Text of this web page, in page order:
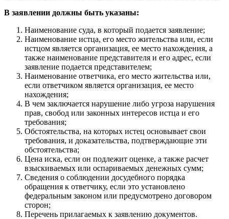
В заявлении должны быть указаны:
Наименование суда, в который подается заявление;
Наименование истца, его место жительства или, если
истцом является организация, ее место нахождения, а
также наименование представителя и его адрес, если
заявление подается представителем;
Наименование ответчика, его место жительства или,
если ответчиком является организация, ее место
нахождения;
В чем заключается нарушение либо угроза нарушения
прав, свобод или законных интересов истца и его
требования;
Обстоятельства, на которых истец основывает свои
требования, и доказательства, подтверждающие эти
обстоятельства;
Цена иска, если он подлежит оценке, а также расчет
взыскиваемых или оспариваемых денежных сумм;
Сведения о соблюдении досудебного порядка
обращения к ответчику, если это установлено
федеральным законом или предусмотрено договором
сторон;
Перечень прилагаемых к заявлению документов.